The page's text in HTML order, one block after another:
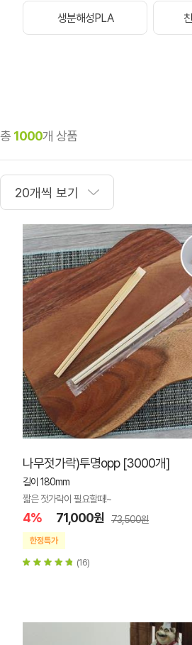
생분해성PLA
총 1000개 상품
나무젓가락)투명opp [3000개]
길이 180mm
짧은 젓가락이 필요할때!~
4% 71,000원 73,500원
(16)